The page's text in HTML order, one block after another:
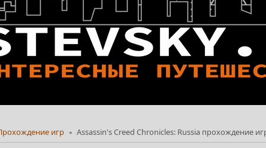
игр Assassin's Creed Chronicles: Russia прохождение